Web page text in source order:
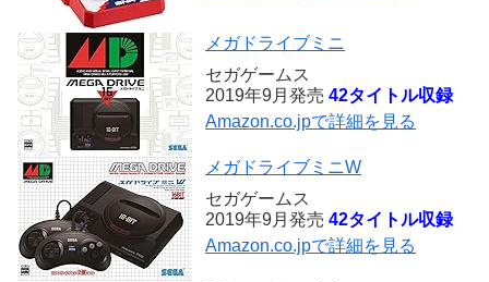
メガドライブミニ
セガゲームス
2019年9月発売 42タイトル収録
Amazon.co.jpで詳細を見る
メガドライブミニW
セガゲームス
2019年9月発売 42タイトル収録
Amazon.co.jpで詳細を見る